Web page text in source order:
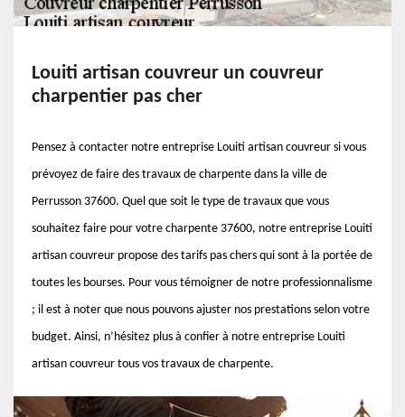
Louiti artisan couvreur un couvreur
charpentier pas cher
Pensez à contacter notre entreprise Louiti artisan couvreur si vous
prévoyez de faire des travaux de charpente dans la ville de
Perrusson 37600. Quel que soit le type de travaux que vous
souhaitez faire pour votre charpente 37600, notre entreprise Louiti
artisan couvreur propose des tarifs pas chers qui sont à la portée de
toutes les bourses. Pour vous témoigner de notre professionnalisme
; il est à noter que nous pouvons ajuster nos prestations selon votre
budget. Ainsi, n’hésitez plus à confier à notre entreprise Louiti
artisan couvreur tous vos travaux de charpente.